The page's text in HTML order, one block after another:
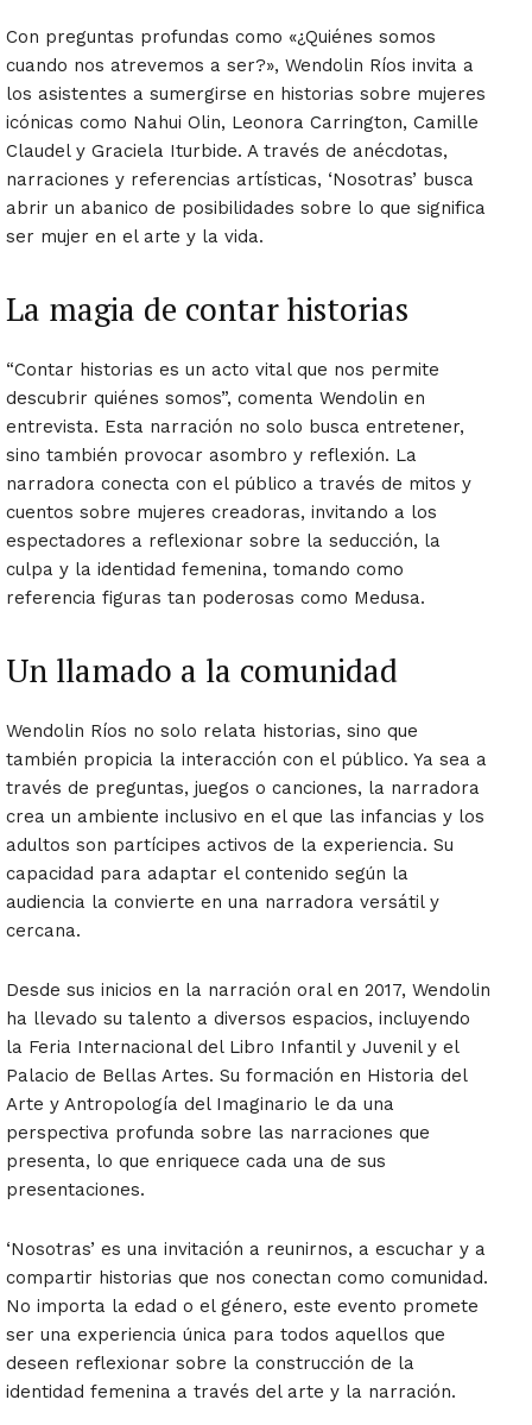
Con preguntas profundas como «¿Quiénes somos
cuando nos atrevemos a ser?», Wendolin Ríos invita a
los asistentes a sumergirse en historias sobre mujeres
icónicas como Nahui Olin, Leonora Carrington, Camille
Claudel y Graciela Iturbide. A través de anécdotas,
narraciones y referencias artísticas, ‘Nosotras’ busca
abrir un abanico de posibilidades sobre lo que significa
ser mujer en el arte y la vida.
La magia de contar historias
“Contar historias es un acto vital que nos permite
descubrir quiénes somos”, comenta Wendolin en
entrevista. Esta narración no solo busca entretener,
sino también provocar asombro y reflexión. La
narradora conecta con el público a través de mitos y
cuentos sobre mujeres creadoras, invitando a los
espectadores a reflexionar sobre la seducción, la
culpa y la identidad femenina, tomando como
referencia figuras tan poderosas como Medusa.
Un llamado a la comunidad
Wendolin Ríos no solo relata historias, sino que
también propicia la interacción con el público. Ya sea a
través de preguntas, juegos o canciones, la narradora
crea un ambiente inclusivo en el que las infancias y los
adultos son partícipes activos de la experiencia. Su
capacidad para adaptar el contenido según la
audiencia la convierte en una narradora versátil y
cercana.
Desde sus inicios en la narración oral en 2017, Wendolin
ha llevado su talento a diversos espacios, incluyendo
la Feria Internacional del Libro Infantil y Juvenil y el
Palacio de Bellas Artes. Su formación en Historia del
Arte y Antropología del Imaginario le da una
perspectiva profunda sobre las narraciones que
presenta, lo que enriquece cada una de sus
presentaciones.
‘Nosotras’ es una invitación a reunirnos, a escuchar y a
compartir historias que nos conectan como comunidad.
No importa la edad o el género, este evento promete
ser una experiencia única para todos aquellos que
deseen reflexionar sobre la construcción de la
identidad femenina a través del arte y la narración.